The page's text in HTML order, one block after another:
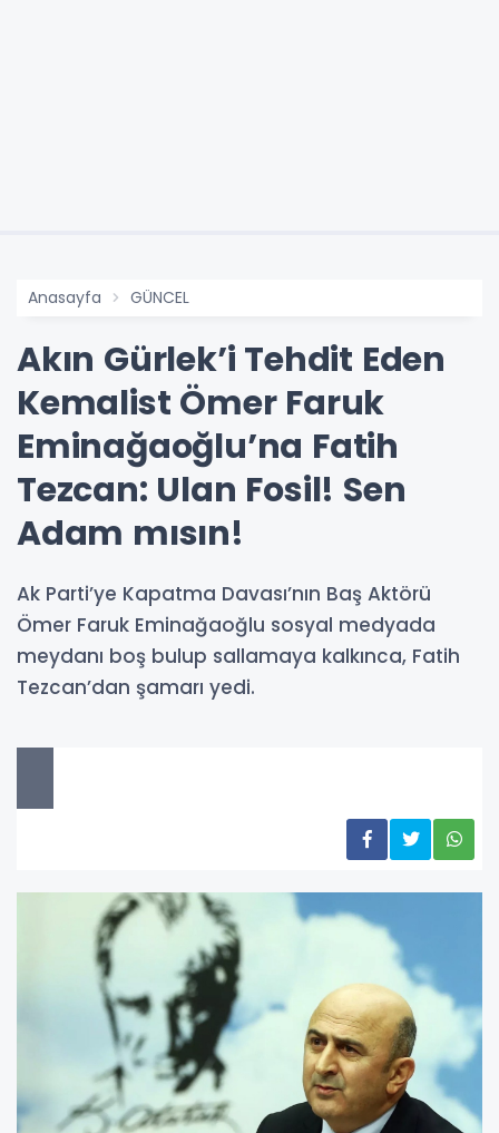
Anasayfa GÜNCEL
Akın Gürlek’i Tehdit Eden
Kemalist Ömer Faruk
Eminağaoğlu’na Fatih
Tezcan: Ulan Fosil! Sen
Adam mısın!
Ak Parti’ye Kapatma Davası’nın Baş Aktörü
Ömer Faruk Eminağaoğlu sosyal medyada
meydanı boş bulup sallamaya kalkınca, Fatih
Tezcan’dan şamarı yedi.